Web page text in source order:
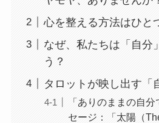
心を整える方法はひと
なぜ、私たちは「自分
う？
タロットが映し出す「
「ありのままの自
セージ：「太陽（